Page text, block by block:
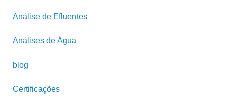
Análise de Efluentes
Análises de Água
blog
Certificações